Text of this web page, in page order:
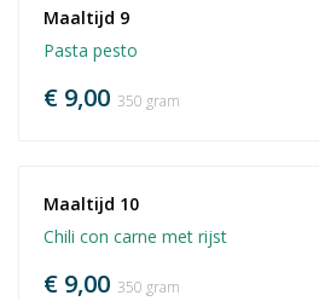
Maaltijd 9
Pasta pesto
€ 9,00 350 gram
Maaltijd 10
Chili con carne met rijst
€ 9,00 350 gram